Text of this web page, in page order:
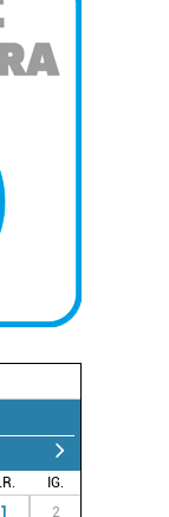
IG.
1 2